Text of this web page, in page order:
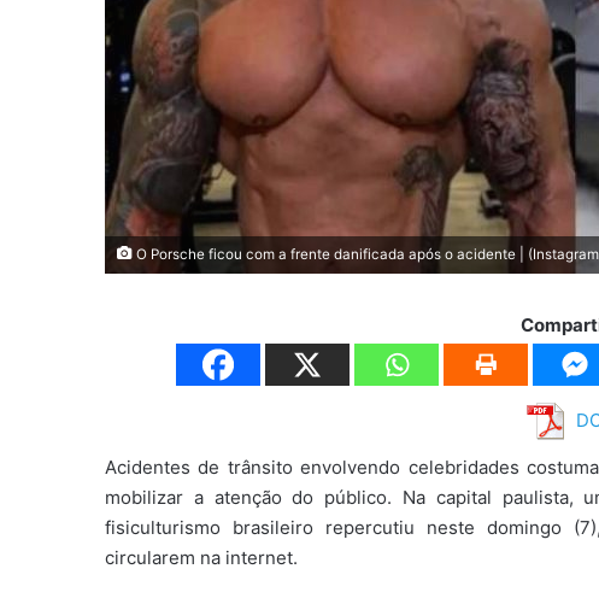
O Porsche ficou com a frente danificada após o acidente |
Acidentes de trânsito envolvendo celebridades
mobilizar a atenção do público. Na capital paulista,
fisiculturismo brasileiro repercutiu neste domingo
circularem na internet.